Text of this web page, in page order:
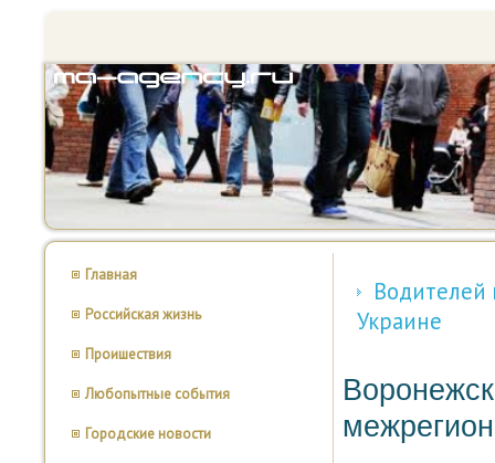
Главная
Российская жизнь
Проишествия
Любопытные события
Городские новости
Водителей
Украине